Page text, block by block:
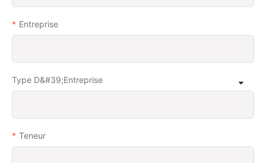
Entreprise
Type D&#39;entreprise
Teneur